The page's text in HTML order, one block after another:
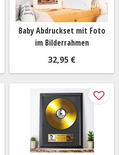
Baby Abdruckset mit Foto
im Bilderrahmen
32,95 €